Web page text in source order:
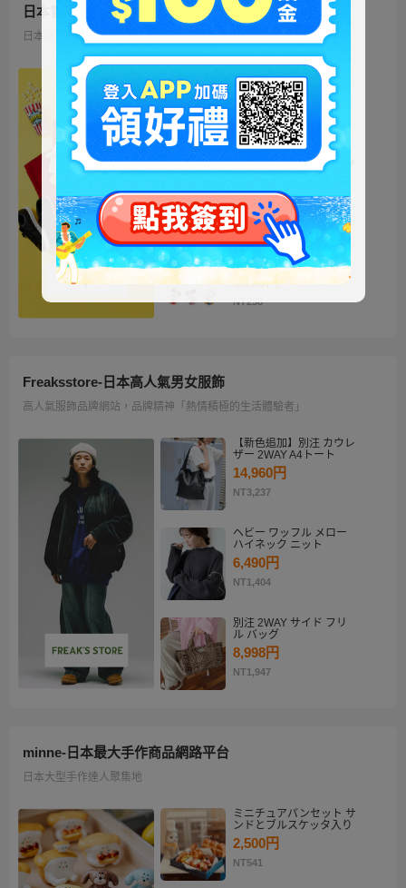
日本官方迪士尼商城
日本地區限定販售的迪士尼商品 多種品類、角色商品供您挑選
ミッキー ファートート
2WAY Fur Tote
4,500円
NT973
ベイマックス ぬいぐるみ
うるぽちゃちゃん
1,300円
NT281
ディズニーキャラクター
シークレットストラップ
迎春コレクション
1,100円
NT238
Freaksstore-日本高人氣男女服飾
高人氣服飾品牌網站，品牌精神「熱情積極的生活體驗者」
【新色追加】別注 カウレ
ザー 2WAY A4トート
14,960円
NT3,237
ヘビー ワッフル メロー
ハイネック ニット
6,490円
NT1,404
別注 2WAY サイド フリ
ル バッグ
8,998円
NT1,947
minne-日本最大手作商品網路平台
日本大型手作達人聚集地
ミニチュアパンセット サ
ンドとブルスケッタ入り
2,500円
NT541